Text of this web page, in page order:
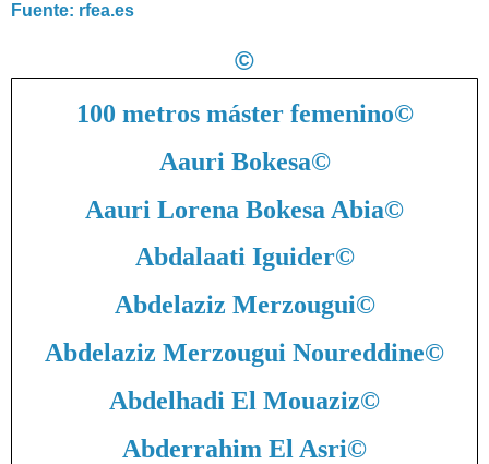
Fuente: rfea.es
©
100 metros máster femenino©
Aauri Bokesa©
Aauri Lorena Bokesa Abia©
Abdalaati Iguider©
Abdelaziz Merzougui©
Abdelaziz Merzougui Noureddine©
Abdelhadi El Mouaziz©
Abderrahim El Asri©